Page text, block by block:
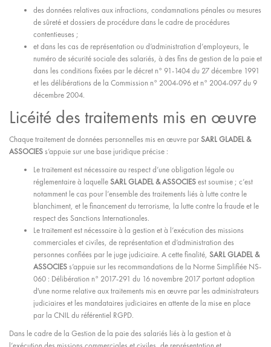
des données relatives aux infractions, condamnations pénales ou mesures
de sûreté et dossiers de procédure dans le cadre de procédures
contentieuses ;
et dans les cas de représentation ou d’administration d’employeurs, le
numéro de sécurité sociale des salariés, à des fins de gestion de la paie et
dans les conditions fixées par le décret n° 91-1404 du 27 décembre 1991
et les délibérations de la Commission n° 2004-096 et n° 2004-097 du 9
décembre 2004.
Licéité des traitements mis en œuvre
Chaque traitement de données personnelles mis en œuvre parSARL GLADEL &
ASSOCIESs’appuie sur une base juridique précise :
Le traitement est nécessaire au respect d’une obligation légale ou
réglementaire à laquelleSARL GLADEL & ASSOCIESest soumise ; c’est
notamment le cas pour l’ensemble des traitements liés à lutte contre le
blanchiment, et le financement du terrorisme, la lutte contre la fraude et le
respect des Sanctions Internationales.
Le traitement est nécessaire à la gestion et à l’exécution des missions
commerciales et civiles, de représentation et d’administration des
personnes confiées par le juge judiciaire. A cette finalité, SARL GLADEL &
ASSOCIESs’appuie sur les recommandations de la Norme Simplifiée NS-
060 : Délibération n° 2017-291 du 16 novembre 2017 portant adoption
d'une norme relative aux traitements mis en œuvre par les administrateurs
judiciaires et les mandataires judiciaires en attente de la mise en place
par la CNIL du référentiel RGPD.
Dans le cadre de la Gestion de la paie des salariés liés à la gestion et à